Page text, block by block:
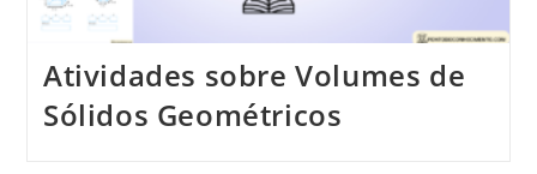
Atividades sobre Volumes de
Sólidos Geométricos